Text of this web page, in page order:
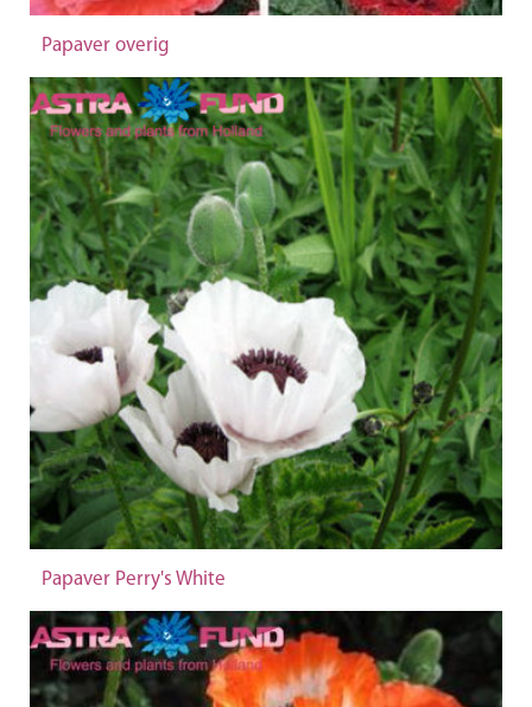
Papaver overig
Papaver Perry's White